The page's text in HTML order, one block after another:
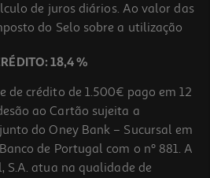
de juros diários. Ao valor das
do Selo sobre a utilização
18,4 %
de crédito de 1.500€ pago em 12
ao Cartão sujeita a
do Oney Bank – Sucursal em
de Portugal com o nº 881. A
S.A. atua na qualidade de